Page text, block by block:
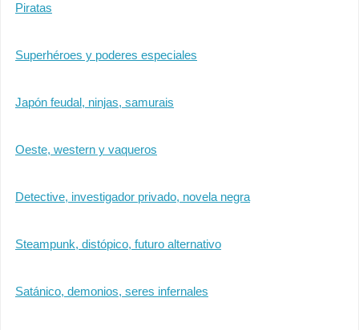
Piratas
Superhéroes y poderes especiales
Japón feudal, ninjas, samurais
Oeste, western y vaqueros
Detective, investigador privado, novela negra
Steampunk, distópico, futuro alternativo
Satánico, demonios, seres infernales